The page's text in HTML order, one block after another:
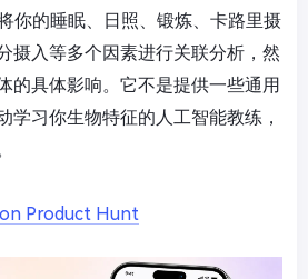
你的睡眠、日照、锻炼、卡路里摄
摄入等多个因素进行关联分析，然
的具体影响。它不是提供一些通用
学习你生物特征的人工智能教练，
Product Hunt